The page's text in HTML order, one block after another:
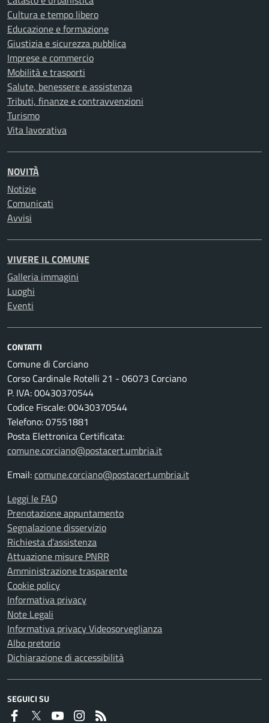
Cultura e tempo libero
Educazione e formazione
Giustizia e sicurezza pubblica
Imprese e commercio
Mobilità e trasporti
Salute, benessere e assistenza
Tributi, finanze e contravvenzioni
Turismo
Vita lavorativa
NOVITÀ
Notizie
Comunicati
Avvisi
VIVERE IL COMUNE
Galleria immagini
Luoghi
Eventi
CONTATTI
Comune di Corciano
Corso Cardinale Rotelli 21 - 06073 Corciano
P. IVA: 00430370544
Codice Fiscale: 00430370544
Telefono: 07551881
Posta Elettronica Certificata:
comune.corciano@postacert.umbria.it
Email:comune.corciano@postacert.umbria.it
Leggi le FAQ
Prenotazione appuntamento
Segnalazione disservizio
Richiesta d'assistenza
Attuazione misure PNRR
Amministrazione trasparente
Cookie policy
Informativa privacy
Note Legali
Informativa privacy Videosorveglianza
Albo pretorio
Dichiarazione di accessibilità
SEGUICI SU
Faceboook
Twitter YoutubeInstagram